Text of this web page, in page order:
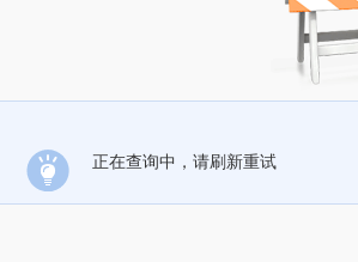
正在查询中，请刷新重试